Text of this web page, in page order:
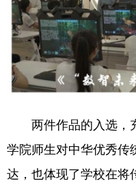
两件作品的入选，
学院师生对中华优秀传
达，也体现了学校在将